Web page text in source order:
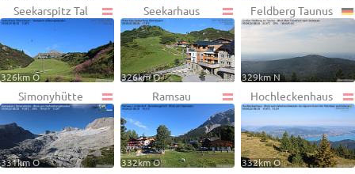
Seekarspitz Tal
326km O
Seekarhaus
326km O
Feldberg Taunus
329km N
Simonyhütte
331km O
Ramsau
332km O
Hochleckenhaus
332km O